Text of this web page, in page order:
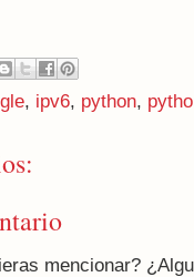
, ipv6, python,
mencionar?